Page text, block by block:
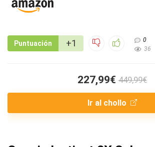
Puntuación +1
0
36
227,99€ 449,99€
Ir al chollo